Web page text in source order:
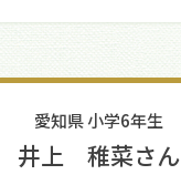
愛知県 小学6年生
井上 稚菜さん